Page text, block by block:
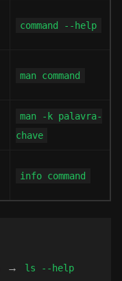
command --help
man command
man -k palavra-
chave
info command
→ ls --help